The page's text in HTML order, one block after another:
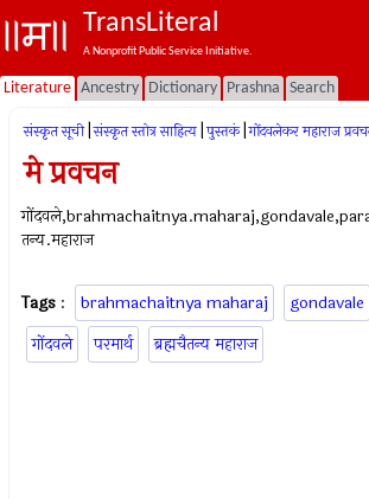
TransLiteral
A Nonprofit Public Service Initiative.
Literature Ancestry Dictionary Prashna Search
संस्कृत सूची संस्कृत स्तोत्र साहित्य पुस्तकं गोंदवलेकर महाराज
मे प्रवचन
तन्य.महाराज
Tags : brahmachaitnya maharaj gondavale
गोंदवले
परमार्थ ब्रह्मचैतन्य महाराज